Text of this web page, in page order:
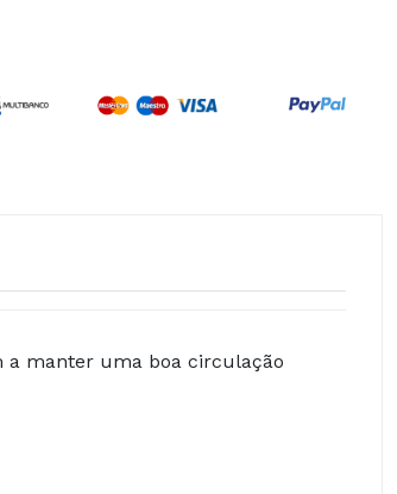
a manter uma boa circulação